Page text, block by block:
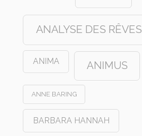
ANALYSE DES RÊVES
ANIMA ANIMUS
ANNE BARING
BARBARA HANNAH